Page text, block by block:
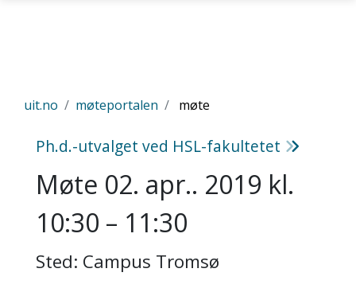
Gå til hovedinnhold
uit.no møteportalen møte
Ph.d.-utvalget ved HSL-fakultetet
Møte 02. apr.. 2019 kl.
10:30 – 11:30
Sted: Campus Tromsø